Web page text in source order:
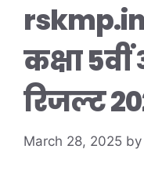
rskmp.in
कक्षा
रिजल्ट
March 28, 2025 by